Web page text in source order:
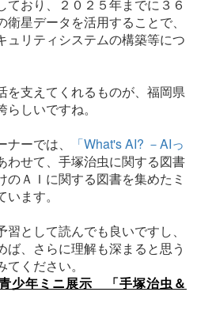
おり、
２０２５年までに３６
星データを活用することで、
ュリティシステムの構築等につ
を支えてくれるものが、福岡県
しいですね。
ーでは、
「What's AI? －AIっ
わせて、手塚治虫に関する図書
のＡＩに関する図書を集めたミ
ます。
として読んでも良いですし、
ば、さらに理解も深まると思う
ください。
年ミニ展示 「手塚治虫＆